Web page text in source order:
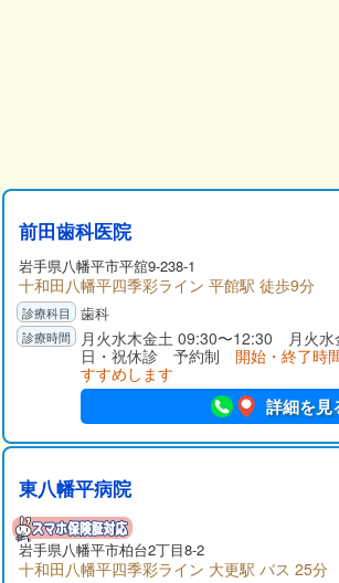
前田歯科医院
岩手県八幡平市平舘9-238-1
十和田八幡平四季彩ライン 平館駅 徒歩9分
歯科
月火水木金土 09:30〜12:30 月火
日・祝休診 予約制 開始・終了時
すすめします
詳細を見
東八幡平病院
岩手県八幡平市柏台2丁目8-2
十和田八幡平四季彩ライン 大更駅 バス 25分